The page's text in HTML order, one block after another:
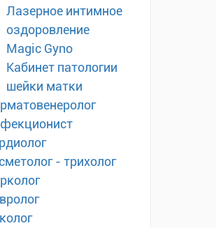
Лазерное интимное
оздоровление
Magic Gyno
Кабинет патологии
шейки матки
- трихолог